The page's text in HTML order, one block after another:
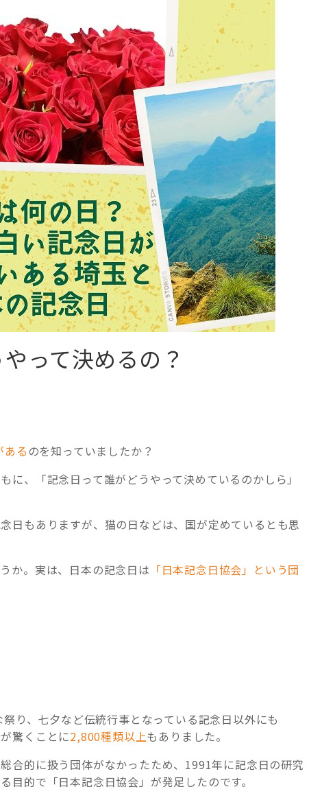
って決めるの？
る のを知っていましたか？
に、「記念日って誰がどうやって決めているのかしら」
日もありますが、猫の日などは、国が定めているとも思
か。実は、日本の記念日は 「日本記念日協会」という団
り、七夕など伝統行事となっている記念日以外にも
驚くことに2,800種類以上もありました。
合的に扱う団体がなかったため、1991年に記念日の研究
的で「日本記念日協会」が発足したのです。